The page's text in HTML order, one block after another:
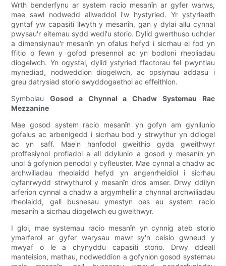
Wrth benderfynu ar system racio mesanîn ar gyfer warws,
mae sawl nodwedd allweddol i'w hystyried. Yr ystyriaeth
gyntaf yw capasiti llwyth y mesanîn, gan y dylai allu cynnal
pwysau'r eitemau sydd wedi'u storio. Dylid gwerthuso uchder
a dimensiynau'r mesanîn yn ofalus hefyd i sicrhau ei fod yn
ffitio o fewn y gofod presennol ac yn bodloni rheoliadau
diogelwch. Yn ogystal, dylid ystyried ffactorau fel pwyntiau
mynediad, nodweddion diogelwch, ac opsiynau addasu i
greu datrysiad storio swyddogaethol ac effeithlon.
SymbolauGosod a Chynnal a Chadw Systemau Rac
Mezzanine
Mae gosod system racio mesanîn yn gofyn am gynllunio
gofalus ac arbenigedd i sicrhau bod y strwythur yn ddiogel
ac yn saff. Mae'n hanfodol gweithio gyda gweithwyr
proffesiynol profiadol a all ddylunio a gosod y mesanîn yn
unol â gofynion penodol y cyfleuster. Mae cynnal a chadw ac
archwiliadau rheolaidd hefyd yn angenrheidiol i sicrhau
cyfanrwydd strwythurol y mesanîn dros amser. Drwy ddilyn
arferion cynnal a chadw a argymhellir a chynnal archwiliadau
rheolaidd, gall busnesau ymestyn oes eu system racio
mesanîn a sicrhau diogelwch eu gweithwyr.
I gloi, mae systemau racio mesanîn yn cynnig ateb storio
ymarferol ar gyfer warysau mawr sy'n ceisio gwneud y
mwyaf o le a chynyddu capasiti storio. Drwy ddeall
manteision, mathau, nodweddion a gofynion gosod systemau